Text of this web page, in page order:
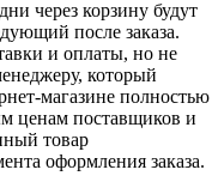
через корзину будут
после заказа.
и оплаты, но не
который
магазине полностью
ценам поставщиков и
товар
оформления заказа.